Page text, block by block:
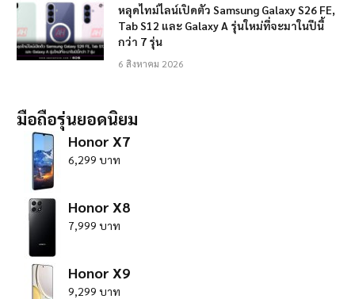
หลุดไทม์ไลน์เปิดตัว Samsung Galaxy S26 FE,
Tab S12 และ Galaxy A รุ่นใหม่ที่จะมาในปีนี้
กว่า 7 รุ่น
6 สิงหาคม 2026
มือถือรุ่นยอดนิยม
Honor X7
6,299 บาท
Honor X8
7,999 บาท
Honor X9
9,299 บาท